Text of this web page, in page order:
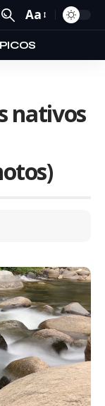
Aa
nativos